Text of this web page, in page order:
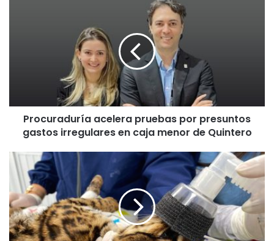
Procuraduría acelera pruebas por presuntos
gastos irregulares en caja menor de Quintero